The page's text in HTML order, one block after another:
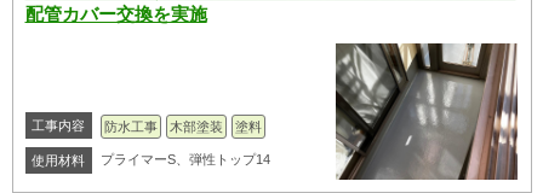
配管カバー交換を実施
工事内容 防水工事 木部塗装 塗料
使用材料 プライマーS、弾性トップ14